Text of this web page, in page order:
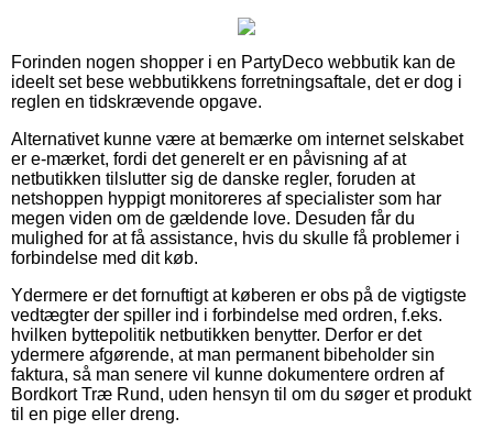
Forinden nogen shopper i en PartyDeco webbutik kan de
ideelt set bese webbutikkens forretningsaftale, det er dog i
reglen en tidskrævende opgave.
Alternativet kunne være at bemærke om internet selskabet
er e-mærket, fordi det generelt er en påvisning af at
netbutikken tilslutter sig de danske regler, foruden at
netshoppen hyppigt monitoreres af specialister som har
megen viden om de gældende love. Desuden får du
mulighed for at få assistance, hvis du skulle få problemer i
forbindelse med dit køb.
Ydermere er det fornuftigt at køberen er obs på de vigtigste
vedtægter der spiller ind i forbindelse med ordren, f.eks.
hvilken byttepolitik netbutikken benytter. Derfor er det
ydermere afgørende, at man permanent bibeholder sin
faktura, så man senere vil kunne dokumentere ordren af
Bordkort Træ Rund, uden hensyn til om du søger et produkt
til en pige eller dreng.